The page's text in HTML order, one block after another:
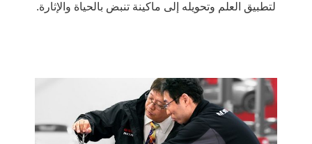
لتطبيق العلم وتحويله إلى ماكينة تنبض بالحياة والإثارة.